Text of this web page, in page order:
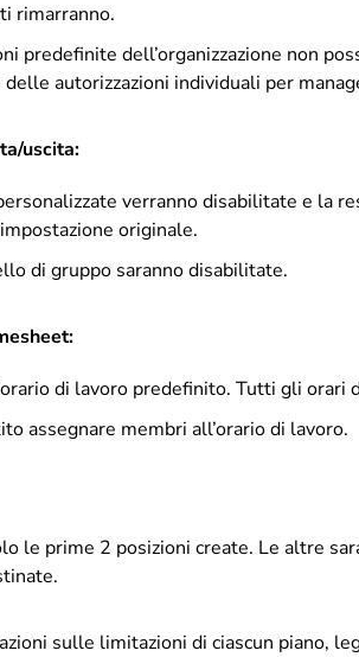
rimarranno.
predefinite dell’organizzazione non
delle autorizzazioni individuali per
uscita:
verranno disabilitate e la
originale.
di gruppo saranno disabilitate.
di lavoro predefinito. Tutti gli
assegnare membri all’orario di lavoro.
le prime 2 posizioni create. Le altre
sulle limitazioni di ciascun piano,